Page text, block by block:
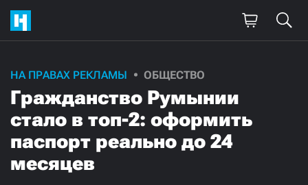
НА ПРАВАХ РЕКЛАМЫ ОБЩЕСТВО
Гражданство Румынии
стало в топ-2: оформить
паспорт реально до 24
месяцев
Поддержите
нашу работу!
Ежемесячно Разово
3000